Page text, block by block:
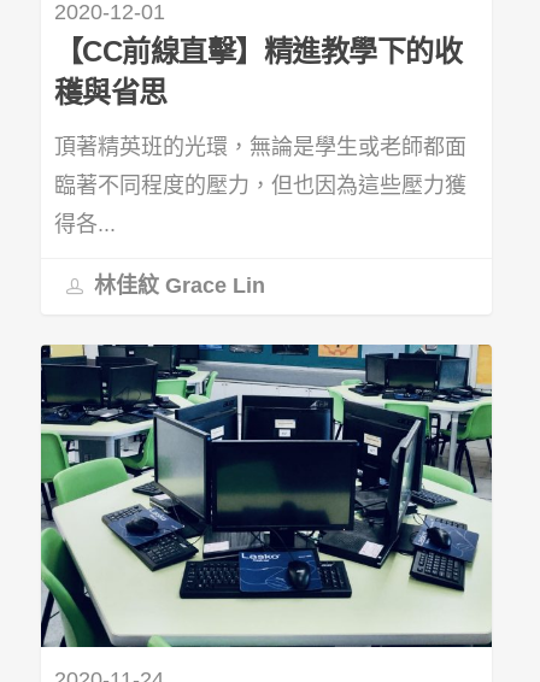
2020-12-01
【CC前線直擊】精進教學下的收
穫與省思
頂著精英班的光環，無論是學生或老師都面
臨著不同程度的壓力，但也因為這些壓力獲
得各...
林佳紋 Grace Lin